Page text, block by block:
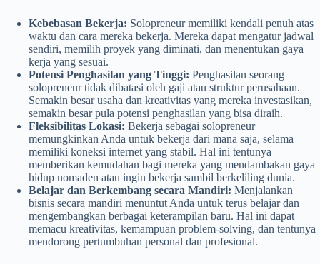
Kebebasan Bekerja: Solopreneur memiliki kendali penuh atas
waktu dan cara mereka bekerja. Mereka dapat mengatur jadwal
sendiri, memilih proyek yang diminati, dan menentukan gaya
kerja yang sesuai.
Potensi Penghasilan yang Tinggi: Penghasilan seorang
solopreneur tidak dibatasi oleh gaji atau struktur perusahaan.
Semakin besar usaha dan kreativitas yang mereka investasikan,
semakin besar pula potensi penghasilan yang bisa diraih.
Fleksibilitas Lokasi: Bekerja sebagai solopreneur
memungkinkan Anda untuk bekerja dari mana saja, selama
memiliki koneksi internet yang stabil. Hal ini tentunya
memberikan kemudahan bagi mereka yang mendambakan gaya
hidup nomaden atau ingin bekerja sambil berkeliling dunia.
Belajar dan Berkembang secara Mandiri: Menjalankan
bisnis secara mandiri menuntut Anda untuk terus belajar dan
mengembangkan berbagai keterampilan baru. Hal ini dapat
memacu kreativitas, kemampuan problem-solving, dan tentunya
mendorong pertumbuhan personal dan profesional.